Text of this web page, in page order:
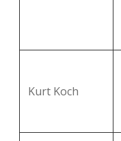
Kurt Koch